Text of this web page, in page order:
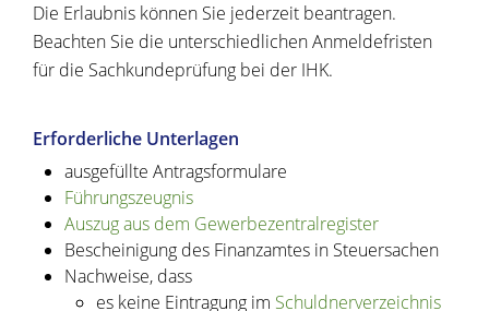
Die Erlaubnis können Sie jederzeit beantragen.
Beachten Sie die unterschiedlichen Anmeldefristen
für die Sachkundeprüfung bei der IHK.
Erforderliche Unterlagen
ausgefüllte Antragsformulare
Führungszeugnis
Auszug aus dem Gewerbezentralregister
Bescheinigung des Finanzamtes in Steuersachen
Nachweise, dass
es keine Eintragung im Schuldnerverzeichnis